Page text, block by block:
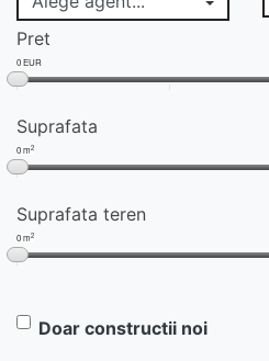
Pret
0 EUR
Suprafata
0 m2
Suprafata teren
0 m2
Doar constructii noi